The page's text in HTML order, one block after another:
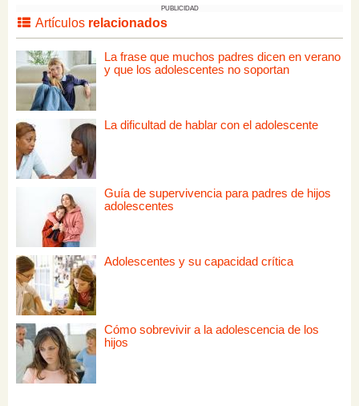
PUBLICIDAD
Artículos relacionados
La frase que muchos padres dicen en verano
y que los adolescentes no soportan
La dificultad de hablar con el adolescente
Guía de supervivencia para padres de hijos
adolescentes
Adolescentes y su capacidad crítica
Cómo sobrevivir a la adolescencia de los
hijos